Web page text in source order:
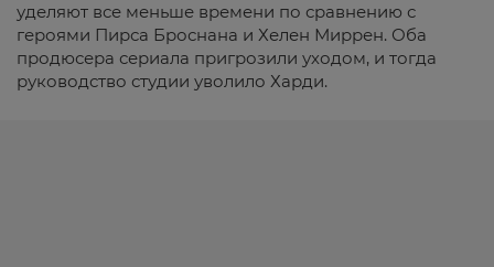
уделяют все меньше времени по сравнению с
героями Пирса Броснана и Хелен Миррен. Оба
продюсера сериала пригрозили уходом, и тогда
руководство студии уволило Харди.